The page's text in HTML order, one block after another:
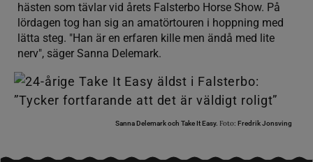
hästen som tävlar vid årets Falsterbo Horse Show. På
lördagen tog han sig an amatörtouren i hoppning med
lätta steg. "Han är en erfaren kille men ändå med lite
nerv", säger Sanna Delemark.
Sanna Delemark och Take It Easy. Foto: Fredrik Jonsving